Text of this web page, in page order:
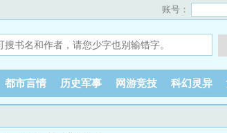
账号：
都市言情 历史军事 网游竞技 科幻灵异